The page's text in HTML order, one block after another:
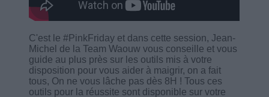
C'est le #PinkFriday et dans cette session, Jean-
Michel de la Team Waouw vous conseille et vous
guide au plus près sur les outils mis à votre
disposition pour vous aider à maigrir, on a fait
tous, On ne vous lâche pas dès 8H ! Tous ces
outils pour la réussite sont disponible sur votre